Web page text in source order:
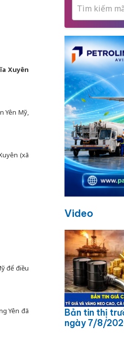
Xuyên
Yên Mỹ,
(xã
để điều
Yên đã
Tìm kiếm
Video
Bản tin thị
ngày 7/8/